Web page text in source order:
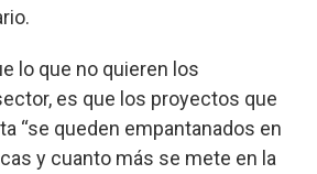
lo que no quieren los
es que los proyectos que
“se queden empantanados en
y cuanto más se mete en la